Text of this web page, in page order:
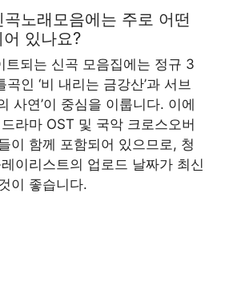
노래모음에는 주로 어떤
있나요?
트되는 신곡 모음집에는 정규 3
인 ‘비 내리는 금강산’과 서브
사연’이 중심을 이룹니다. 이에
라마 OST 및 국악 크로스오버
이 함께 포함되어 있으므로, 청
이리스트의 업로드 날짜가 최신
이 좋습니다.